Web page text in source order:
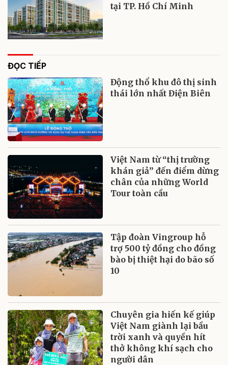
tại TP. Hồ Chí Minh
ĐỌC TIẾP
Động thổ khu đô thị sinh
thái lớn nhất Điện Biên
Việt Nam từ “thị trường
khán giả” đến điểm dừng
chân của những World
Tour toàn cầu
Tập đoàn Vingroup hỗ
trợ 500 tỷ đồng cho đồng
bào bị thiệt hại do bão số
10
Chuyên gia hiến kế giúp
Việt Nam giành lại bầu
trời xanh và quyền hít
thở không khí sạch cho
người dân